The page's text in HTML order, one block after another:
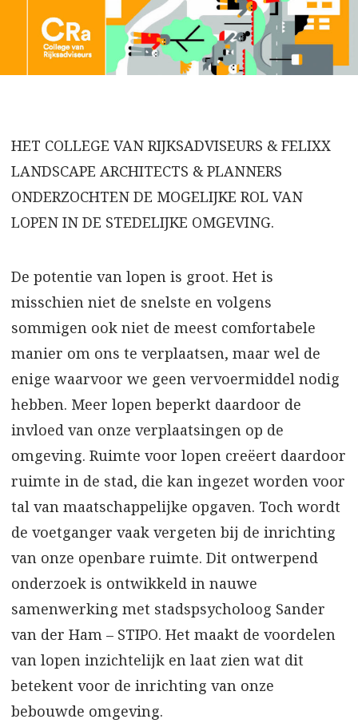
HET COLLEGE VAN RIJKSADVISEURS & FELIXX
LANDSCAPE ARCHITECTS & PLANNERS
ONDERZOCHTEN DE MOGELIJKE ROL VAN
LOPEN IN DE STEDELIJKE OMGEVING.
De potentie van lopen is groot. Het is
misschien niet de snelste en volgens
sommigen ook niet de meest comfortabele
manier om ons te verplaatsen, maar wel de
enige waarvoor we geen vervoermiddel nodig
hebben. Meer lopen beperkt daardoor de
invloed van onze verplaatsingen op de
omgeving. Ruimte voor lopen creëert daardoor
ruimte in de stad, die kan ingezet worden voor
tal van maatschappelijke opgaven. Toch wordt
de voetganger vaak vergeten bij de inrichting
van onze openbare ruimte. Dit ontwerpend
onderzoek is ontwikkeld in nauwe
samenwerking met stadspsycholoog Sander
van der Ham – STIPO. Het maakt de voordelen
van lopen inzichtelijk en laat zien wat dit
betekent voor de inrichting van onze
bebouwde omgeving.